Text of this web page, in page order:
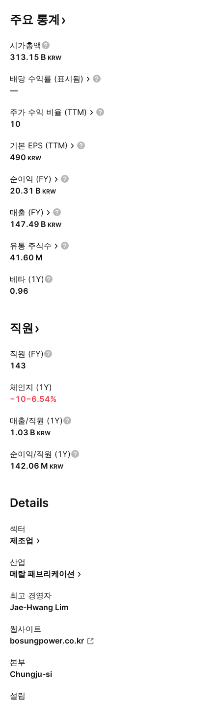
주요 통계
시가총액
‪313.15 B‬ KRW
배당 수익률 (표시됨)
—
주가 수익 비율 (TTM)
10
기본 EPS (TTM)
490 KRW
순이익 (FY)
‪20.31 B‬ KRW
매출 (FY)
‪147.49 B‬ KRW
유통 주식수
‪41.60 M‬
베타 (1Y)
0.96
직원
직원 (FY)
143
체인지 (1Y)
−10−6.54%
매출/직원 (1Y)
‪1.03 B‬ KRW
순이익/직원 (1Y)
‪142.06 M‬ KRW
Details
섹터
제조업
산업
메탈 패브리케이션
최고 경영자
Jae-Hwang Lim
웹사이트
bosungpower.co.kr
본부
Chungju-si
설립